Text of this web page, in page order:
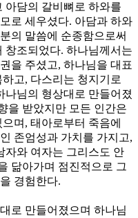
아담의 갈비뼈로 하와를
로 세우셨다. 아담과 하와
의 말씀에 순종함으로써
창조되었다. 하나님께서는
을 주셨고, 하나님을 대표
고, 다스리는 청지기로
나님의 형상대로 만들어졌
을 받았지만 모든 인간은
며, 태아로부터 죽음에
존엄성과 가치를 가지고,
자와 여자는 그리스도 안
닮아가며 점진적으로 그
경험한다.
로 만들어졌으며 하나님